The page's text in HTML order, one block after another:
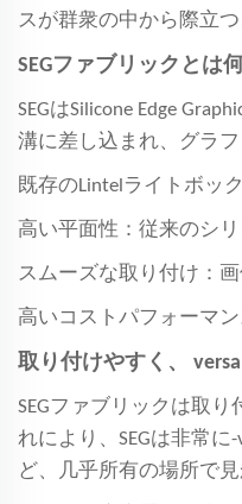
スが群衆の中から際立つ
SEGファブリックとは
SEGはSilicone Edge
溝に差し込まれ、グラ
既存のLintelライトボッ
高い平面性：従来のシ
スムーズな取り付け：
高いコストパフォーマ
取り付けやすく、
SEGファブリックは取
れにより、SEGは非常
ど、几乎所有の場所で